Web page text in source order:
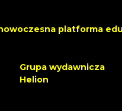
platforma
Grupa wydawnicza
Helion